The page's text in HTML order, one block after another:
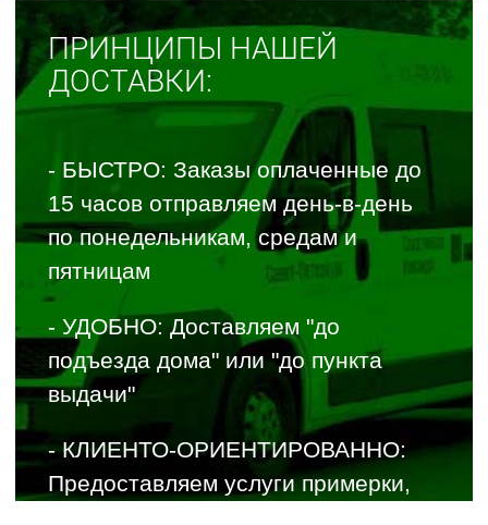
ПРИНЦИПЫ НАШЕЙ
ДОСТАВКИ:
- БЫСТРО: Заказы оплаченные до
15 часов отправляем день-в-день
по понедельникам, средам и
пятницам
- УДОБНО: Доставляем "до
подъезда дома" или "до пункта
выдачи"
- КЛИЕНТО-ОРИЕНТИРОВАННО:
Предоставляем услуги примерки,